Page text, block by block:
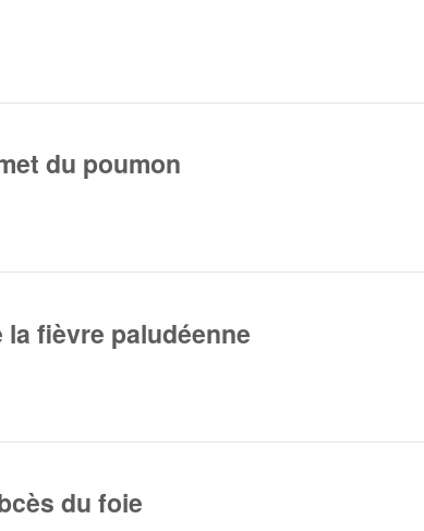
du poumon
fièvre paludéenne
du foie